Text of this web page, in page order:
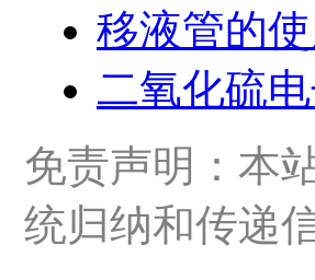
移液管的
二氧化硫
免责声明：本
统归纳和传递